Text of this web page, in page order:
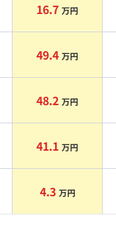
16.7 万円
49.4 万円
48.2 万円
41.1 万円
4.3 万円